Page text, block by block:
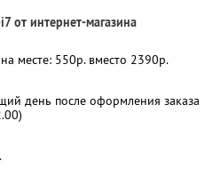
от интернет-магазина
месте: 550р. вместо 2390р.
день после оформления заказа